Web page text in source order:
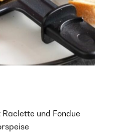
Raclette und Fondue